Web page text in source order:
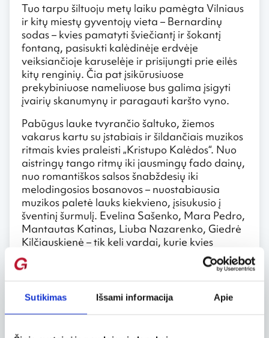
Sutikimas Išsami informacija Apie
Tuo tarpu šiltuoju metų laiku pamėgta Vilniaus
ir kitų miestų gyventojų vieta – Bernardinų
sodas – kvies pamatyti šviečiantį ir šokantį
fontaną, pasisukti kalėdinėje erdvėje
veiksiančioje karuselėje ir prisijungti prie eilės
kitų renginių. Čia pat įsikūrusiuose
prekybiniuose nameliuose bus galima įsigyti
įvairių skanumynų ir paragauti karšto vyno.
Pabūgus lauke tvyrančio šaltuko, žiemos
vakarus kartu su įstabiais ir šildančiais muzikos
ritmais kvies praleisti „Kristupo Kalėdos“. Nuo
aistringų tango ritmų iki jausmingų fado dainų,
nuo romantiškos salsos šnabždesių iki
melodingosios bosanovos – nuostabiausia
muzikos paletė lauks kiekvieno, įsisukusio į
šventinį šurmulį. Evelina Sašenko, Mara Pedro,
Mantautas Katinas, Liuba Nazarenko, Giedrė
Kilčiauskienė – tik keli vardai, kurie kvies
gruodžio 11-31 dienomis praverti Šv. Kotrynos
bažnyčios duris.
Visu šventiniu Kalėdų laikotarpiu visi vilniečiai ir
miesto svečiai bus pakviesti pasivažinėti po
Vilniaus Senamiestį kalėdiniu traukinuku ir